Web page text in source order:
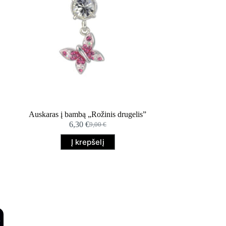
Auskaras į bambą „Rožinis drugelis”
9,00€
Original
price
was:
6,30 €Current
price
is:
Į krepšelį